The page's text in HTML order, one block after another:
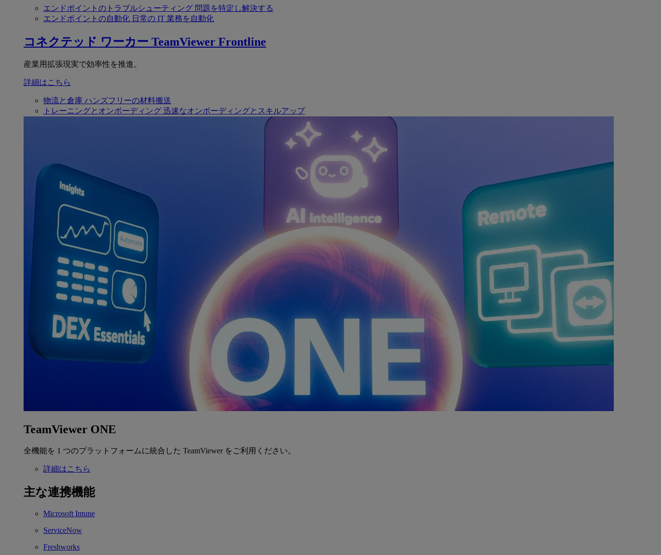
エンドポイントのトラブルシューティング 問題を特定し解決する
エンドポイントの自動化 日常の IT 業務を自動化
コネクテッド ワーカー TeamViewer Frontline
産業用拡張現実で効率性を推進。
詳細はこちら
物流と倉庫 ハンズフリーの材料搬送
トレーニングとオンボーディング 迅速なオンボーディングとスキルアップ
TeamViewer ONE
全機能を 1 つのプラットフォームに統合した TeamViewer をご利用ください。
詳細はこちら
主な連携機能
Microsoft Intune
ServiceNow
Freshworks